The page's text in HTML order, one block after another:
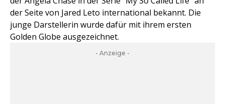
der Seite von Jared Leto international bekannt. Die
junge Darstellerin wurde dafür mit ihrem ersten
Golden Globe ausgezeichnet.
- Anzeige -